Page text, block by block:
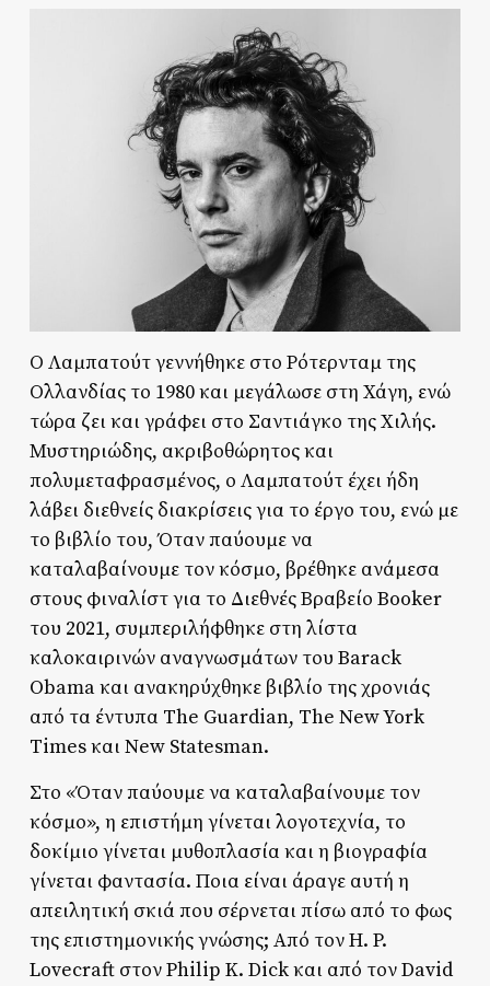
Ο Λαμπατούτ γεννήθηκε στο Ρότερνταμ της
Ολλανδίας το 1980 και μεγάλωσε στη Χάγη, ενώ
τώρα ζει και γράφει στο Σαντιάγκο της Χιλής.
Μυστηριώδης, ακριβοθώρητος και
πολυμεταφρασμένος, ο Λαμπατούτ έχει ήδη
λάβει διεθνείς διακρίσεις για το έργο του, ενώ με
το βιβλίο του, Όταν παύουμε να
καταλαβαίνουμε τον κόσμο, βρέθηκε ανάμεσα
στους φιναλίστ για το Διεθνές Βραβείο Booker
του 2021, συμπεριλήφθηκε στη λίστα
καλοκαιρινών αναγνωσμάτων του Barack
Obama και ανακηρύχθηκε βιβλίο της χρονιάς
από τα έντυπα The Guardian, The New York
Times και New Statesman.
Στο «Όταν παύουμε να καταλαβαίνουμε τον
κόσμο», η επιστήμη γίνεται λογοτεχνία, το
δοκίμιο γίνεται μυθοπλασία και η βιογραφία
γίνεται φαντασία. Ποια είναι άραγε αυτή η
απειλητική σκιά που σέρνεται πίσω από το φως
της επιστημονικής γνώσης; Από τον H. P.
Lovecraft στον Philip K. Dick και από τον David